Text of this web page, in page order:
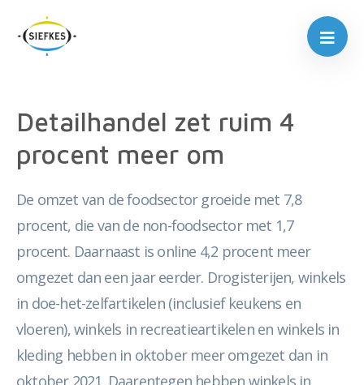
Detailhandel zet ruim 4
procent meer om
De omzet van de foodsector groeide met 7,8
procent, die van de non-foodsector met 1,7
procent. Daarnaast is online 4,2 procent meer
omgezet dan een jaar eerder. Drogisterijen, winkels
in doe-het-zelfartikelen (inclusief keukens en
vloeren), winkels in recreatieartikelen en winkels in
kleding hebben in oktober meer omgezet dan in
oktober 2021. Daarentegen hebben winkels in